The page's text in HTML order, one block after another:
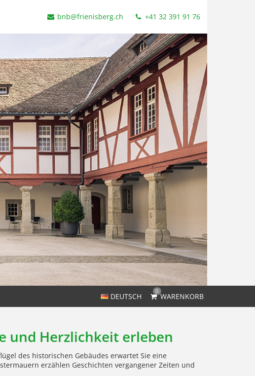
bnb@frienisberg.ch +41 32 391 91 76
DEUTSCH
0
WARENKORB
und Herzlichkeit erleben
des historischen Gebäudes erwartet Sie eine
erzählen Geschichten vergangener Zeiten und